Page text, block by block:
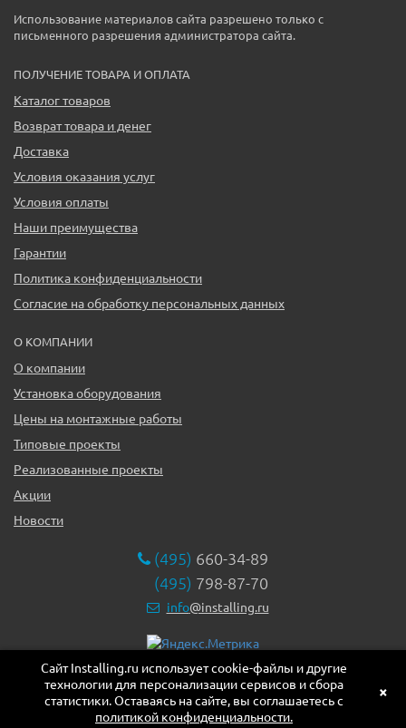
Использование материалов сайта разрешено только с
письменного разрешения администратора сайта.
ПОЛУЧЕНИЕ ТОВАРА И ОПЛАТА
Каталог товаров
Возврат товара и денег
Доставка
Условия оказания услуг
Условия оплаты
Наши преимущества
Гарантии
Политика конфиденциальности
Согласие на обработку персональных данных
О КОМПАНИИ
О компании
Установка оборудования
Цены на монтажные работы
Типовые проекты
Реализованные проекты
Акции
Новости
(495) 660-34-89
(495) 798-87-70
info@installing.ru
119331, г. Москва ул. Марии Ульяновой дом 17а, этаж 2,
офис 10
Сайт Installing.ru использует cookie-файлы и другие
технологии для персонализации сервисов и сбора
статистики. Оставаясь на сайте, вы соглашаетесь с
политикой конфиденциальности.
×